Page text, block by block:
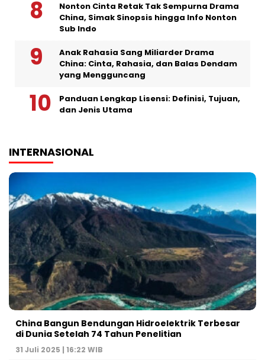
Nonton Cinta Retak Tak Sempurna Drama
China, Simak Sinopsis hingga Info Nonton
Sub Indo
Anak Rahasia Sang Miliarder Drama
China: Cinta, Rahasia, dan Balas Dendam
yang Mengguncang
Panduan Lengkap Lisensi: Definisi, Tujuan,
dan Jenis Utama
INTERNASIONAL
China Bangun Bendungan Hidroelektrik Terbesar
di Dunia Setelah 74 Tahun Penelitian
31 Juli 2025 | 16:22 WIB